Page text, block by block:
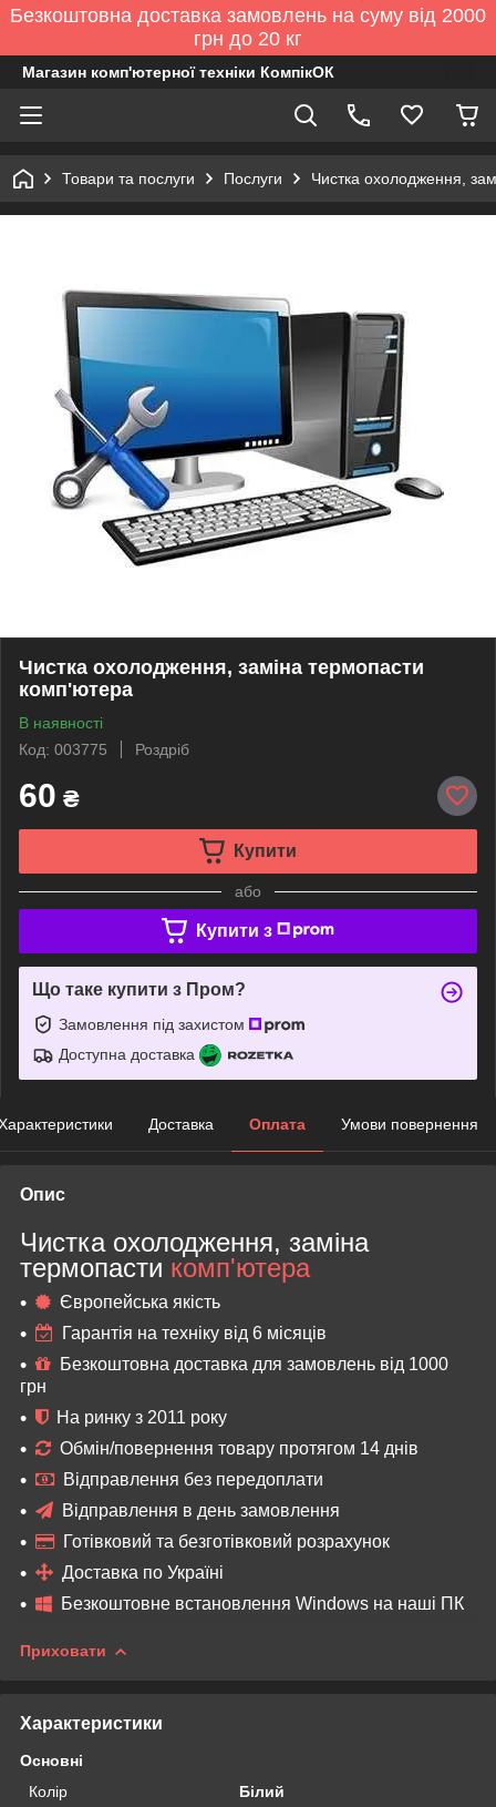
Безкоштовна доставка замовлень на суму від 2000
грн до 20 кг
Магазин комп'ютерної техніки КомпікОК
Товари та послуги Послуги Чистка охолодження,
Чистка охолодження, заміна термопасти
комп'ютера
В наявності
Код: 003775
Роздріб
60 ₴
Купити
або
Купити з
Що таке купити з Пром?
Замовлення під захистом
Доступна доставка
Доставка Оплата Умови повернення
Опис
Чистка охолодження, заміна
термопасти комп'ютера
Європейська якість
Гарантія на техніку від 6 місяців
Безкоштовна доставка для замовлень від 1000
грн
На ринку з 2011 року
Обмін/повернення товару протягом 14 днів
Відправлення без передоплати
Відправлення в день замовлення
Готівковий та безготівковий розрахунок
Доставка по Україні
Безкоштовне встановлення Windows на наші ПК
Приховати
Характеристики
Основні
Колір
Білий